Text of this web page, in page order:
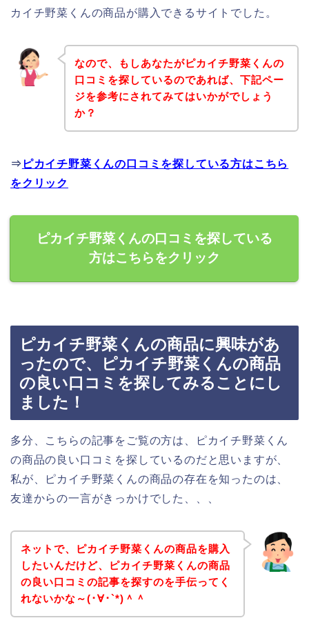
カイチ野菜くんの商品が購入できるサイトでした。
なので、もしあなたがピカイチ野菜くんの
口コミを探しているのであれば、下記ペー
ジを参考にされてみてはいかがでしょう
か？
⇒ ピカイチ野菜くんの口コミを探している方はこちら
をクリック
ピカイチ野菜くんの口コミを探している
方はこちらをクリック
ピカイチ野菜くんの商品に興味があ
ったので、ピカイチ野菜くんの商品
の良い口コミを探してみることにし
ました！
多分、こちらの記事をご覧の方は、ピカイチ野菜くん
の商品の良い口コミを探しているのだと思いますが、
私が、ピカイチ野菜くんの商品の存在を知ったのは、
友達からの一言がきっかけでした、、、
ネットで、ピカイチ野菜くんの商品を購入
したいんだけど、ピカイチ野菜くんの商品
の良い口コミの記事を探すのを手伝ってく
れないかな～(･∀･`*)＾＾